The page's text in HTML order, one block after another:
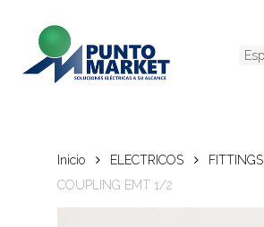
content
Inicio ELECTRICOS
FITTINGS
COUPLING EMT 1/2